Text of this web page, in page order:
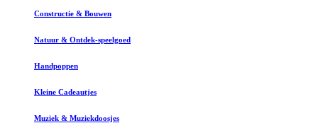
Constructie & Bouwen
Natuur & Ontdek-speelgoed
Handpoppen
Kleine Cadeautjes
Muziek & Muziekdoosjes